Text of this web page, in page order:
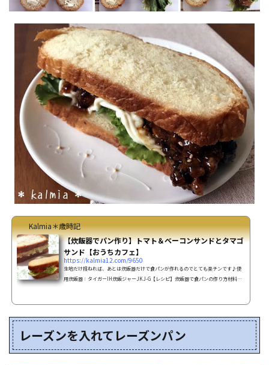
Kalmia＊歳時記
【炊飯器でパン作り】トマト＆ベーコンサンドとタマゴ
サンド【おうちカフェ】
https://kalmia12.com/9650
生地だけ捏ねれば、あとは炊飯器だけで食パンが作れるのでとても楽チンです♪使
用炊飯器：タイガーIH炊飯ジャーJKJ-G【レシピ】炊飯器で食パンの作り方材料強
り ボウルに強力粉、薄力粉...
レーズンを入れてレーズンパン